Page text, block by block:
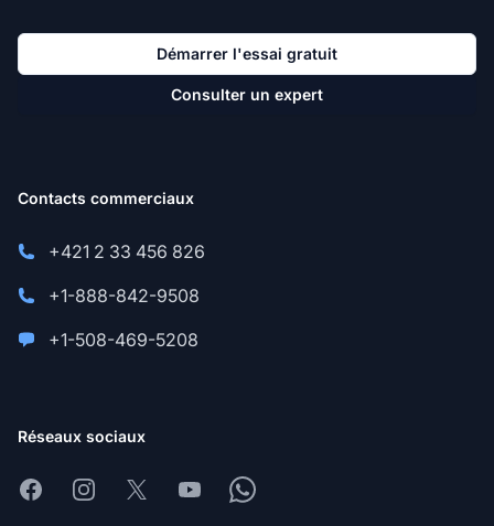
Démarrer l'essai gratuit
Consulter un expert
Contacts commerciaux
+421 2 33 456 826
+1-888-842-9508
+1-508-469-5208
Réseaux sociaux
FacebookInstagram
X YoutubeWhatsapp